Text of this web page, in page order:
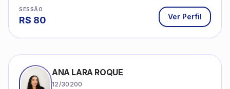
SESSÃO
R$ 80 Ver Perfil
ANA LARA ROQUE
12/30200